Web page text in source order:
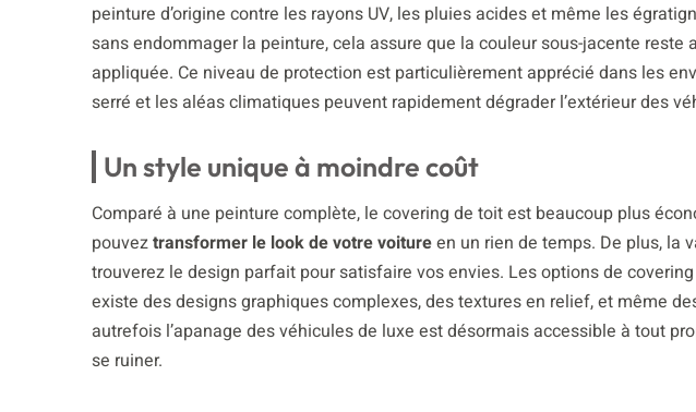
peinture d’origine contre les rayons UV, les pluies acides et même les
sans endommager la peinture, cela assure que la couleur sous-jacente
appliquée. Ce niveau de protection est particulièrement apprécié dans les
serré et les aléas climatiques peuvent rapidement dégrader l’extérieur des
Un style unique à moindre coût
Comparé à une peinture complète, le covering de toit est beaucoup plus
pouveztransformer le look de votre voitureen un rien de temps. De plus, la
trouverez le design parfait pour satisfaire vos envies. Les options de
existe des designs graphiques complexes, des textures en relief, et même
autrefois l’apanage des véhicules de luxe est désormais accessible à tout
se ruiner.